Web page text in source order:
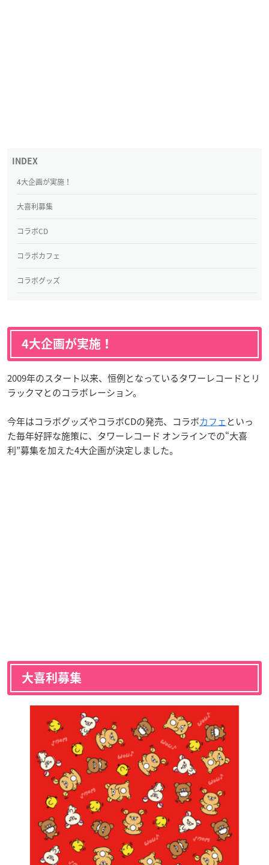
4大企画が実施！
大喜利募集
コラボCD
コラボカフェ
コラボグッズ
4大企画が実施！
2009年のスタート以来、恒例となっているタワーレコードとリ
ラックマとのコラボレーション。
今年はコラボグッズやコラボCDの発売、コラボカフェといっ
た毎年好評な施策に、タワーレコード オンラインでの“大喜
利”募集を加えた4大企画が決定しました。
大喜利募集